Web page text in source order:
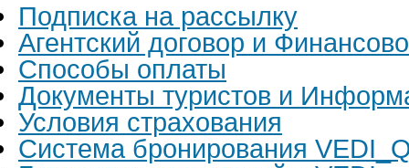
Подписка на рассылку
Агентский договор и
Способы оплаты
Документы туристов и
Условия страхования
Система бронирования